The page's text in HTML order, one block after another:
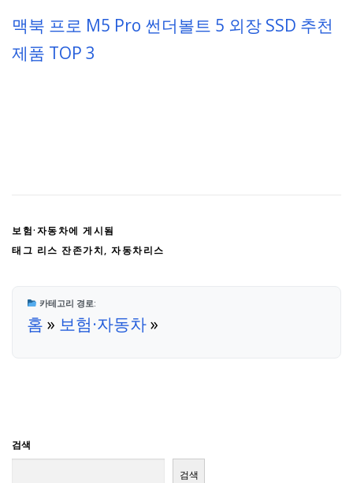
맥북 프로 M5 Pro 썬더볼트 5 외장 SSD 추천
제품 TOP 3
보험·자동차에 게시됨
태그 리스 잔존가치, 자동차리스
카테고리 경로:
홈 » 보험·자동차»
검색
검색